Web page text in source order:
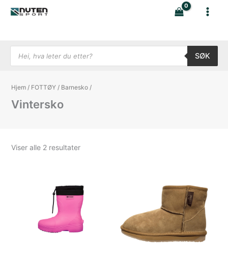
rett
Products search
SØK
Hjem / FOTTØY / Barnesko /
Vintersko
Viser alle 2 resultaterSortert